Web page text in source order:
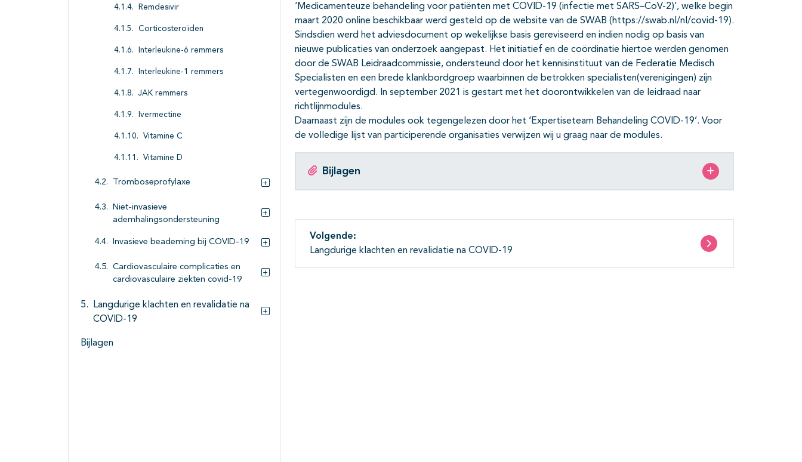
Remdesivir
Corticosteroïden
Interleukine-6 remmers
Interleukine-1 remmers
JAK remmers
Ivermectine
Vitamine C
Vitamine D
Tromboseprofylaxe
Niet-invasieve
ademhalingsondersteuning
Invasieve beademing bij COVID-19
Subpagina's open- en dichtklappen
Cardiovasculaire complicaties en
cardiovasculaire ziekten covid-19
Langdurige klachten en revalidatie na
COVID-19
Bijlagen
‘Medicamenteuze behandeling voor patiënten met COVID-19 (infectie met SARS–CoV-2)’, welke begin
maart 2020 online beschikbaar werd gesteld op de website van de SWAB (https://swab.nl/nl/covid-19).
Sindsdien werd het adviesdocument op wekelijkse basis gereviseerd en indien nodig op basis van
nieuwe publicaties van onderzoek aangepast. Het initiatief en de coördinatie hiertoe werden genomen
door de SWAB Leidraadcommissie, ondersteund door het kennisinstituut van de Federatie Medisch
Specialisten en een brede klankbordgroep waarbinnen de betrokken specialisten(verenigingen) zijn
vertegenwoordigd. In september 2021 is gestart met het doorontwikkelen van de leidraad naar
richtlijnmodules.
Daarnaast zijn de modules ook tegengelezen door het ‘Expertiseteam Behandeling COVID-19’. Voor
de volledige lijst van participerende organisaties verwijzen wij u graag naar de modules.
Bijlagen
Volgende:
Langdurige klachten en revalidatie na COVID-19